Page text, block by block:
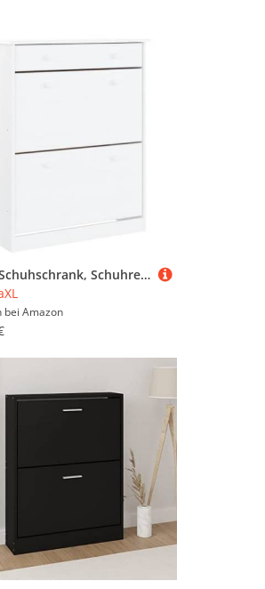
vidaXL Schuhschrank, Schuhregal mit 2 Klapptüren 1 Schublade, Schrank Schuhe mit Knäufen aus Holz, Schuhkommode Schuhorganizer, Weiß Massivholz Kiefer
bei Amazon